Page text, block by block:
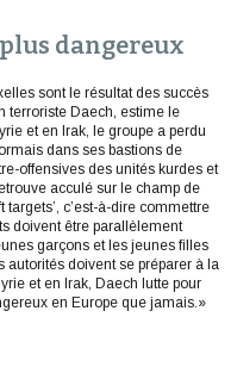
dangereux
sont le résultat des succès
terroriste Daech, estime le
et en Irak, le groupe a perdu
dans ses bastions de
offensives des unités kurdes et
acculé sur le champ de
targets’, c’est-à-dire commettre
doivent être parallèlement
garçons et les jeunes filles
autorités doivent se préparer à la
et en Irak, Daech lutte pour
en Europe que jamais.»